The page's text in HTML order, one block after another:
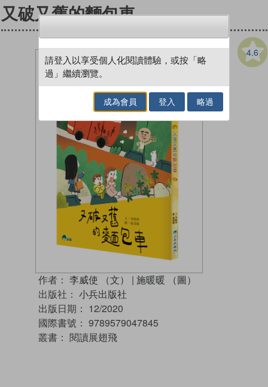
又破又舊的麵包車
4.6
作者： 李威使 （文） | 施暖暖 （圖）
出版社： 小兵出版社
出版日期： 12/2020
國際書號： 9789579047845
叢書： 閱讀展翅飛
請登入以享受個人化閱讀體驗，或按「略
過」繼續瀏覽。
成為會員 登入 略過